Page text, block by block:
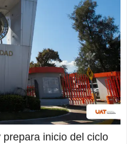
inicio del ciclo